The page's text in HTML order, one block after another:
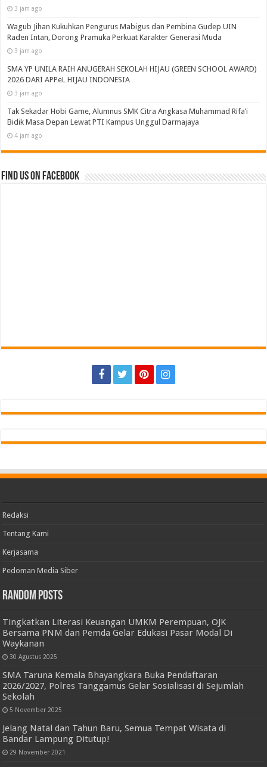
3 jam ago
Wagub Jihan Kukuhkan Pengurus Mabigus dan Pembina Gudep UIN
Raden Intan, Dorong Pramuka Perkuat Karakter Generasi Muda
3 jam ago
SMA YP UNILA RAIH ANUGERAH SEKOLAH HIJAU (GREEN SCHOOL AWARD)
2026 DARI APPeL HIJAU INDONESIA
3 jam ago
Tak Sekadar Hobi Game, Alumnus SMK Citra Angkasa Muhammad Rifa’i
Bidik Masa Depan Lewat PTI Kampus Unggul Darmajaya
4 jam ago
Find us on Facebook
Redaksi
Tentang Kami
Kerjasama
Pedoman Media Siber
Random Posts
Tingkatkan Literasi Keuangan UMKM Perempuan, OJK
Bersama PNM dan Pemda Gelar Edukasi Pasar Modal Di
Waykanan
30 Agustus 2025
SMA Taruna Kemala Bhayangkara Buka Pendaftaran
2026/2027, Polres Tanggamus Gelar Sosialisasi di Sejumlah
Sekolah
5 November 2025
Jelang Natal dan Tahun Baru, Semua Tempat Wisata di
Bandar Lampung Ditutup!
29 November 2021